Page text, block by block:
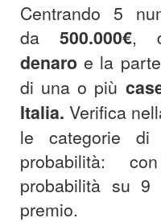
Centrando 5
da 500.000€,
denaroe la
di una o più
Italia.Verifica
le categorie
probabilità:
probabilità su
premio.